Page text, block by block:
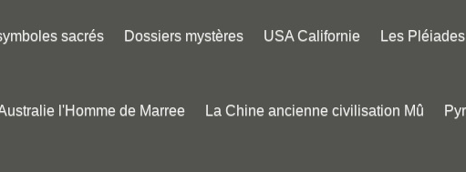
sacrés Dossiers mystères USA Californie Les Pléiades
l'Homme de Marree La Chine ancienne civilisation Mû